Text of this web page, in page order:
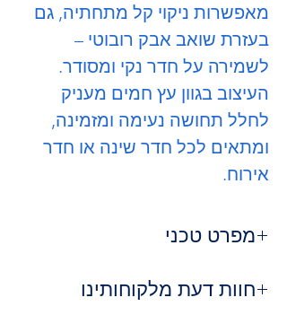
מאפשרות ניקוי קל מתחתיה, גם
בעזרת שואב אבק רובוטי –
לשמירה על חדר נקי ומסודר.
העיצוב בגוון עץ חמים מעניק
לחלל תחושה נעימה ומזמינה,
ומתאים לכל חדר שינה או חדר
אירוח.
מפרט טכני
שנים
חוות דעת מלקוחותינו